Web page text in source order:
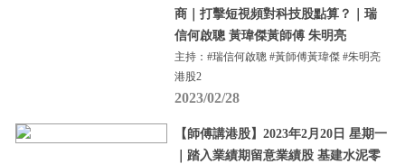
商｜打擊短視頻對科技股點算？｜瑞
信何啟聰 黃瑋傑黃師傅 朱明亮
主持：#瑞信何啟聰 #黃師傅黃瑋傑 #朱明亮
港股2
2023/02/28
【師傅講港股】2023年2月20日 星期一
｜踏入業績期留意業績股 基建水泥零